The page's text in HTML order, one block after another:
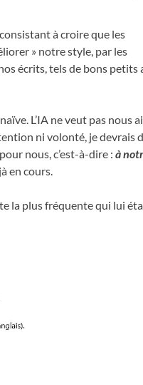
à croire que les
» notre style, par les
écrits, tels de bons petits
L’IA ne veut pas nous
ni volonté, je devrais
nous, c’est-à-dire : à
en cours.
la plus fréquente qui lui